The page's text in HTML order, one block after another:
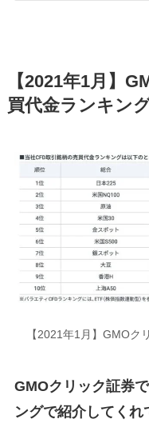
【2021年1月】
買代金ランキン
【2021年1月】GMOク
GMOクリック証券
ングで紹介してくれ